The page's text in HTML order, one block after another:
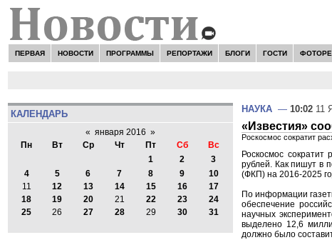
ПЕРВАЯ НОВОСТИ ПРОГРАММЫ РЕПОРТАЖИ БЛОГИ ГОСТИ
КАЛЕНДАРЬ
« января 2016 »
Пн
Вт Ср Чт Пт Сб
Вс
1
2
3
4
5 6 7 8 9
10
11
12 13 14 15 16
17
18
19 20 21 22 23
24
25
26 27 28 29 30 31
НАУКА — 10:02 11
«Известия»
Роскосмос сократит
Роскосмос
рублей. Как пишут в
(ФКП) на 2016-2025
По информации
обеспечение
научных
выделено 12,6
должно было